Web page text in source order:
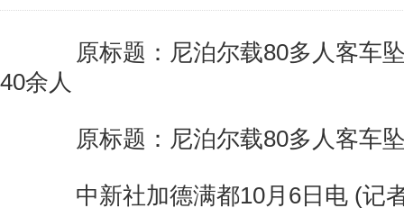
原标题：尼泊尔载80多人客车坠
40余人
原标题：尼泊尔载80多人客车坠
中新社加德满都10月6日电 (记